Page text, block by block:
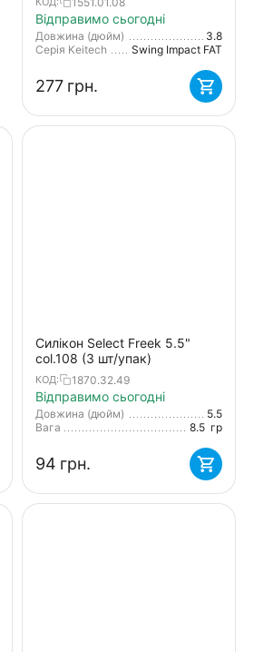
Відправимо сьогодні
Довжина (дюйм)
3.8
Серія Keitech
Swing Impact FAT
‍277‍ грн.
Силікон Select Freek 5.5"
col.108 (3 шт/упак)
КОД: 1870.32.49
Відправимо сьогодні
Довжина (дюйм)
5.5
Вага
8.5 гр
‍94‍ грн.